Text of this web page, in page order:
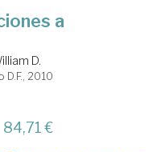
a
D.
2010
84,71 €